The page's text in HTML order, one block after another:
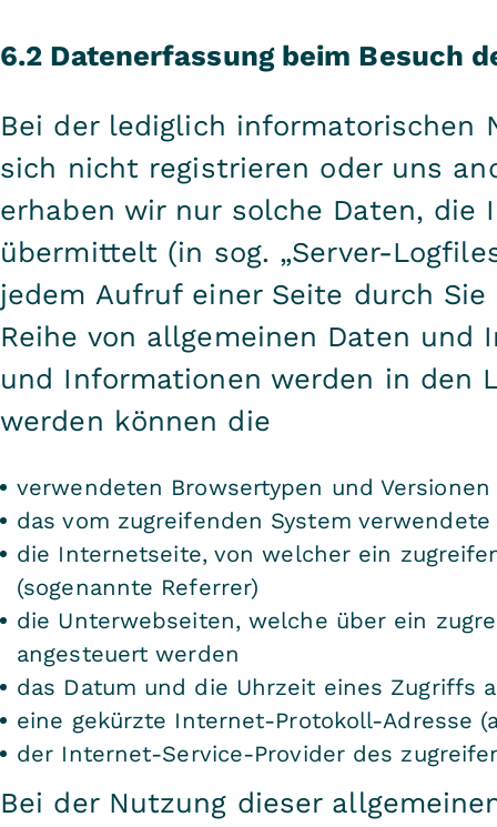
6.2 Datenerfassung beim Besuch
Bei der lediglich informatorischen
sich nicht registrieren oder uns
erhaben wir nur solche Daten, die
übermittelt (in sog. „Server-
jedem Aufruf einer Seite durch
Reihe von allgemeinen Daten und
und Informationen werden in den
werden können die
verwendeten Browsertypen und Versionen
das vom zugreifenden System
die Internetseite, von welcher ein
(sogenannte Referrer)
die Unterwebseiten, welche über ein
angesteuert werden
das Datum und die Uhrzeit eines Zugriffs
eine gekürzte Internet-Protokoll-Adresse
der Internet-Service-Provider des
Bei der Nutzung dieser